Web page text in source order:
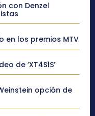
con Denzel
en los premios MTV
de ‘XT4S1S’
opción de